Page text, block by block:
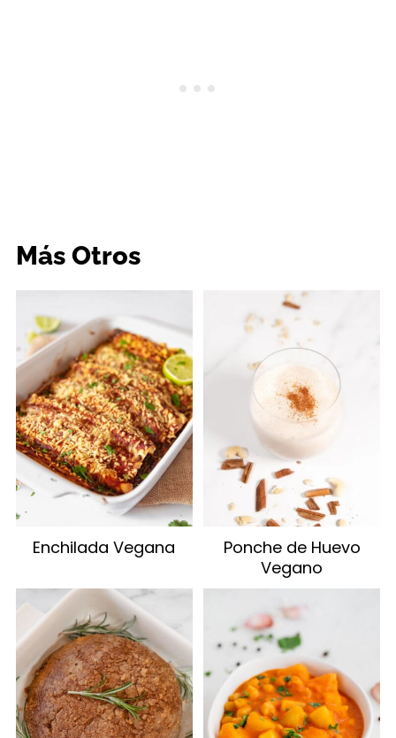
Más Otros
Enchilada Vegana
Ponche de Huevo
Vegano